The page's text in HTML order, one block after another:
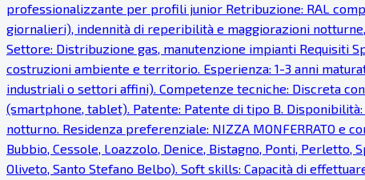
professionalizzante per profili junior Retribuzione: RAL
giornalieri), indennità di reperibilità e maggiorazioni
Settore: Distribuzione gas, manutenzione impianti Requisiti
costruzioni ambiente e territorio. Esperienza: 1-3 anni
industriali o settori affini). Competenze tecniche: Discreta
(smartphone, tablet). Patente: Patente di tipo B.
notturno. Residenza preferenziale: NIZZA MONFERRATO e
Bubbio, Cessole, Loazzolo, Denice, Bistagno, Ponti, Perletto,
Oliveto, Santo Stefano Belbo). Soft skills: Capacità di